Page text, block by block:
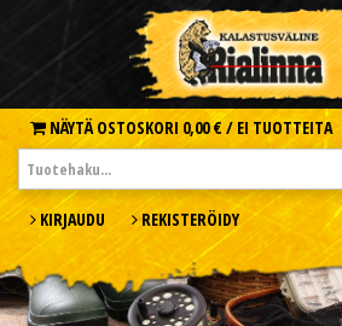
NÄYTÄ OSTOSKORI 0,00 € / EI TUOTTEITA
KIRJAUDU REKISTERÖIDY